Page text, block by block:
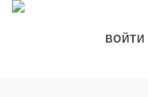
ВОЙТИ